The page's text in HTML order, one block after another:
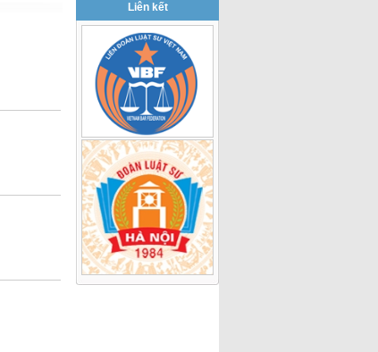
Liên kết